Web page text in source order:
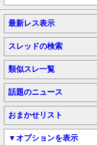
最新レス表示
スレッドの検索
類似スレ一覧
話題のニュース
おまかせリスト
▼オプションを表示